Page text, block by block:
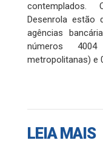
Desenrola estão
agências
números
metropolitanas) e
LEIA MAIS